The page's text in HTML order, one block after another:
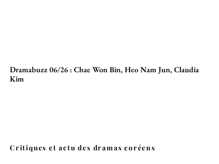
Dramabuzz 06/26 : Chae Won Bin, Heo Nam Jun, Claudia
Kim
Critiques et actu des dramas coréens